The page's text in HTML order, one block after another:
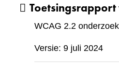
WCAG 2.2
Versie: 9 juli 2024